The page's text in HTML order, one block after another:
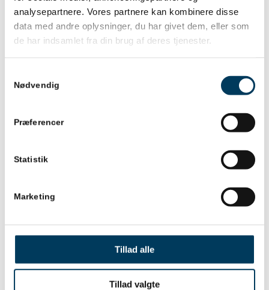
analysepartnere. Vores partnere kan kombinere disse
data med andre oplysninger, du har givet dem, eller som
de har indsamlet fra din brug af deres tjenester.
Nødvendig
Præferencer
Statistik
Marketing
Tillad alle
Tillad valgte
Modstand mod systemet fordi forandringen er
uoverskuelig for den enkelte medarbejder.
Fejl i systemet, og dem vil der være mange af
ved store komplekse systemer.
Fejl i data fx fra konvertering fra gammel til nyt
system.
Work-arounds der er nødvendige ved
lancering af systemet, og de tager ekstra tid fx
Manglende funktionalitet.
sløvt.
Listen over organisatoriske og tekniske problemer
er på ingen måde udtømmende, men skal ses som